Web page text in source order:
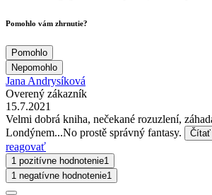
Pomohlo vám zhrnutie?
Pomohlo
Nepomohlo
Jana Andrysíková
Overený zákazník
15.7.2021
Velmi dobrá kniha, nečekané rozuzlení,
Londýnem...No prostě správný fantasy.
Čítať
reagovať
1 pozitívne hodnotenie1
1 negatívne hodnotenie1